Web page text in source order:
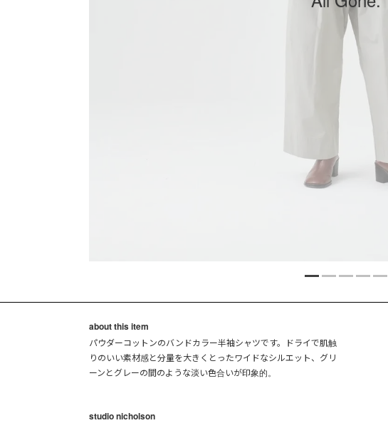
about this item
パウダーコットンのバンドカラー半袖シャツです。ドライで肌触
りのいい素材感と分量を大きくとったワイドなシルエット、グリ
ーンとグレーの間のような淡い色合いが印象的。
studio nicholson